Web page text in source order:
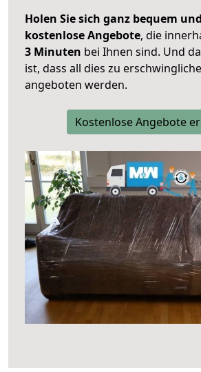
Holen Sie sich ganz bequem
kostenlose Angebote, die
3 Minuten bei Ihnen sind. Und
ist, dass all dies zu
angeboten werden.
Kostenlose Angebote